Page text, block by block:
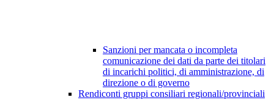
Sanzioni per mancata o incompleta
comunicazione dei dati da parte dei titolari
di incarichi politici, di amministrazione, di
direzione o di governo
Rendiconti gruppi consiliari regionali/provinciali